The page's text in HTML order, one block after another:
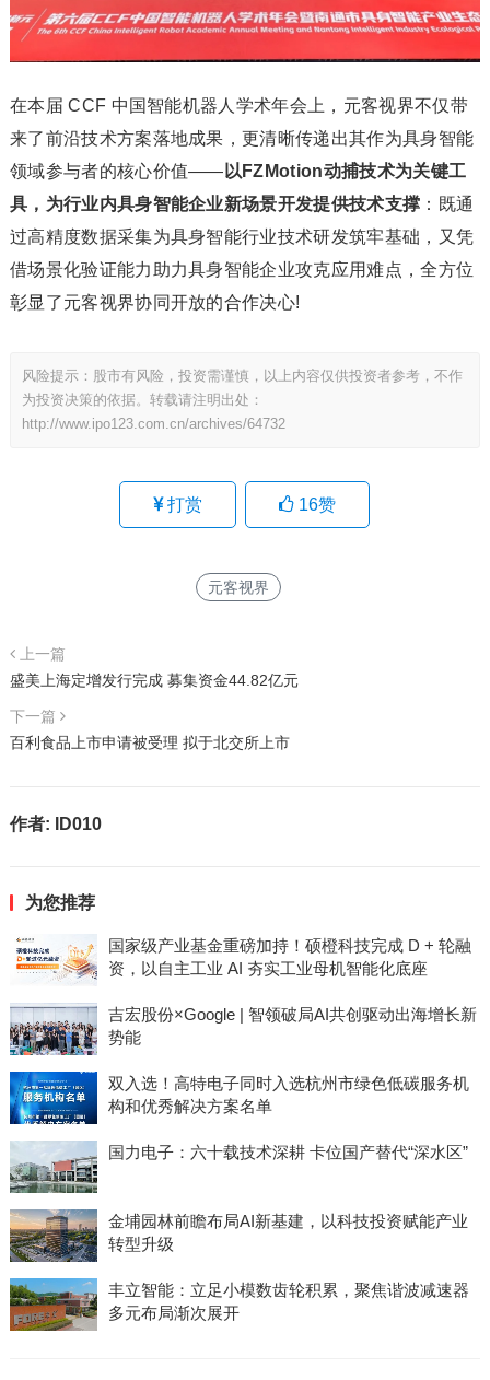
在本届 CCF 中国智能机器人学术年会上，元客视界不仅带
来了前沿技术方案落地成果，更清晰传递出其作为具身智能
领域参与者的核心价值—— 以FZMotion动捕技术为关键工
具，为行业内具身智能企业新场景开发提供技术支撑 ：既通
过高精度数据采集为具身智能行业技术研发筑牢基础，又凭
借场景化验证能力助力具身智能企业攻克应用难点，全方位
彰显了元客视界协同开放的合作决心!
风险提示：股市有风险，投资需谨慎，以上内容仅供投资者参考，不作
为投资决策的依据。转载请注明出处：
http://www.ipo123.com.cn/archives/64732
打赏 16赞
元客视界
上一篇
盛美上海定增发行完成 募集资金44.82亿元
下一篇
百利食品上市申请被受理 拟于北交所上市
作者: ID010
为您推荐
国家级产业基金重磅加持！硕橙科技完成 D + 轮融
资，以自主工业 AI 夯实工业母机智能化底座
吉宏股份×Google | 智领破局AI共创驱动出海增长新
势能
双入选！高特电子同时入选杭州市绿色低碳服务机
构和优秀解决方案名单
国力电子：六十载技术深耕 卡位国产替代“深水区”
金埔园林前瞻布局AI新基建，以科技投资赋能产业
转型升级
丰立智能：立足小模数齿轮积累，聚焦谐波减速器
多元布局渐次展开